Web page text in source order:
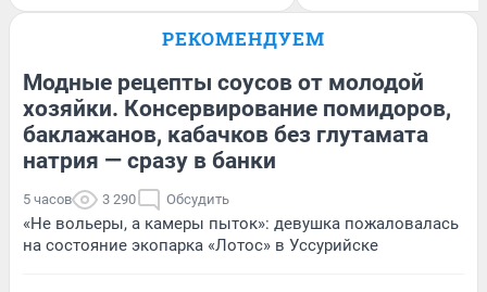
РЕКОМЕНДУЕМ
Модные рецепты соусов от молодой
хозяйки. Консервирование помидоров,
баклажанов, кабачков без глутамата
натрия — сразу в банки
5 часов 3 290 Обсудить
«Не вольеры, а камеры пыток»: девушка пожаловалась
на состояние экопарка «Лотос» в Уссурийске